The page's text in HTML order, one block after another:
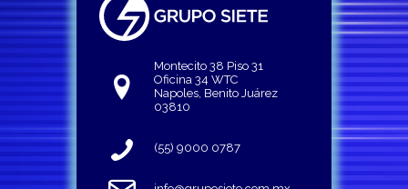
Montecito 38 Piso 31
Oficina 34 WTC
Napoles, Benito Juárez
03810
(55) 9000 0787